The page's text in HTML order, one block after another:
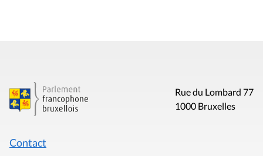
Rue du Lombard 77
1000 Bruxelles
Contact